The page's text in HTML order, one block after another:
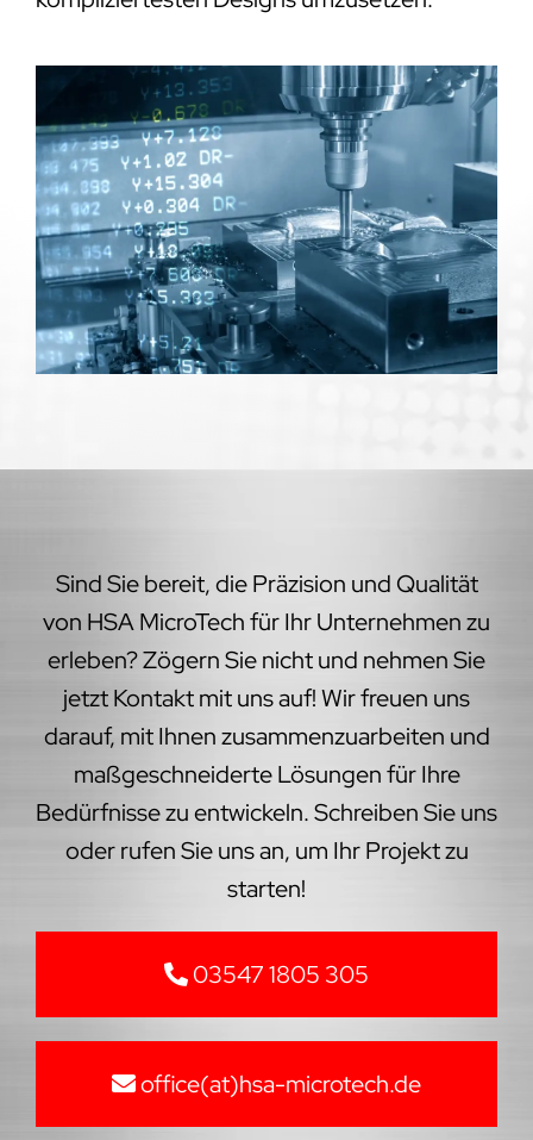
Sind Sie bereit, die Präzision und Qualität
von HSA MicroTech für Ihr Unternehmen zu
erleben? Zögern Sie nicht und nehmen Sie
jetzt Kontakt mit uns auf! Wir freuen uns
darauf, mit Ihnen zusammenzuarbeiten und
maßgeschneiderte Lösungen für Ihre
Bedürfnisse zu entwickeln. Schreiben Sie uns
oder rufen Sie uns an, um Ihr Projekt zu
starten!
03547 1805 305
office(at)hsa-microtech.de